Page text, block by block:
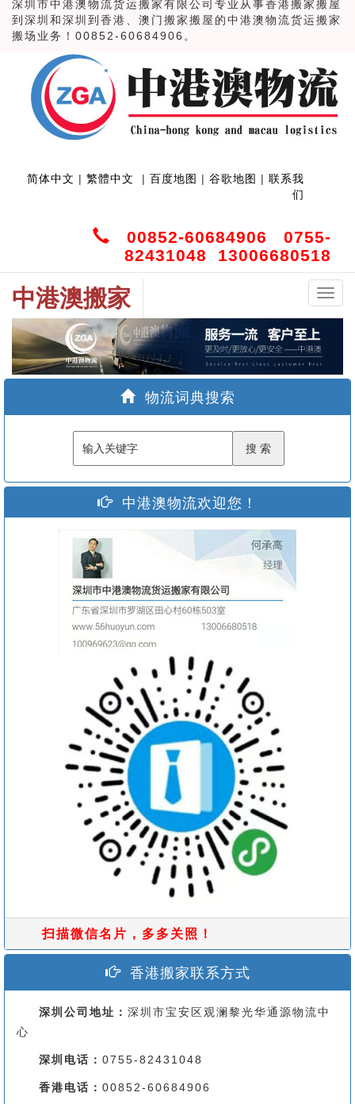
深圳市中港澳物流货运搬家有限公司专业从事香港搬家搬屋
到深圳和深圳到香港、澳门搬家搬屋的中港澳物流货运搬家
搬场业务！00852-60684906。
简体中文 | 繁體中文 | 百度地图 | 谷歌地图 | 联系我
们
00852-60684906 0755-
82431048 13006680518
中
港
中港澳搬家
物流词典搜索
中港澳物流欢迎您！
扫描微信名片，多多关照！
香港搬家联系方式
深圳公司地址： 深圳市宝安区观澜黎光华通源物流中
心
深圳电话： 0755-82431048
香港电话： 00852-60684906